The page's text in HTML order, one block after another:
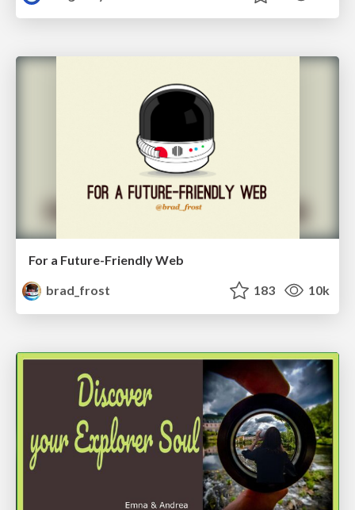
For a Future-Friendly Web
brad_frost
183 10k